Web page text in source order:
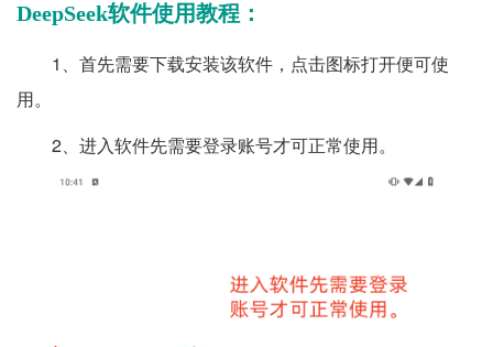
DeepSeek软件使用教程：
1、首先需要下载安装该软件，点击图标打开便可使
用。
2、进入软件先需要登录账号才可正常使用。